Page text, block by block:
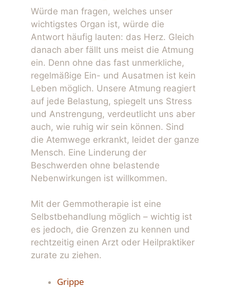
Würde man fragen, welches unser
wichtigstes Organ ist, würde die
Antwort häufig lauten: das Herz. Gleich
danach aber fällt uns meist die Atmung
ein. Denn ohne das fast unmerkliche,
regelmäßige Ein- und Ausatmen ist kein
Leben möglich. Unsere Atmung reagiert
auf jede Belastung, spiegelt uns Stress
und Anstrengung, verdeutlicht uns aber
auch, wie ruhig wir sein können. Sind
die Atemwege erkrankt, leidet der ganze
Mensch. Eine Linderung der
Beschwerden ohne belastende
Nebenwirkungen ist willkommen.
Mit der Gemmotherapie ist eine
Selbstbehandlung möglich – wichtig ist
es jedoch, die Grenzen zu kennen und
rechtzeitig einen Arzt oder Heilpraktiker
zurate zu ziehen.
Grippe